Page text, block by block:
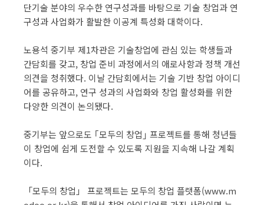
단기술 분야의 우수한 연구성과를 바탕으로 기술 창업과 연
구성과 사업화가 활발한 이공계 특성화 대학이다.
노용석 중기부 제1차관은 기술창업에 관심 있는 학생들과
간담회를 갖고, 창업 준비 과정에서의 애로사항과 정책 개선
의견을 청취했다. 이날 간담회에서는 기술 기반 창업 아이디
어를 공유하고, 연구 성과의 사업화와 창업 활성화를 위한
다양한 의견이 논의됐다.
중기부는 앞으로도 ｢모두의 창업｣ 프로젝트를 통해 청년들
이 창업에 쉽게 도전할 수 있도록 지원을 지속해 나갈 계획
이다.
「모두의 창업」 프로젝트는 모두의 창업 플랫폼(www.m